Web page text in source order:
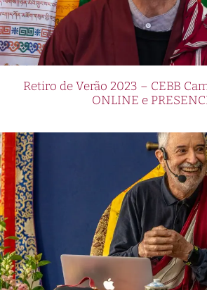
Retiro de Verão 2023 – CEBB
ONLINE e